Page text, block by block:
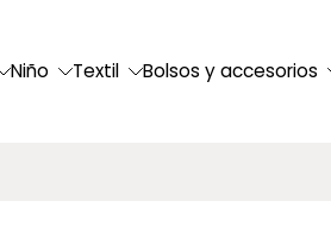
Niño Textil Bolsos y accesorios